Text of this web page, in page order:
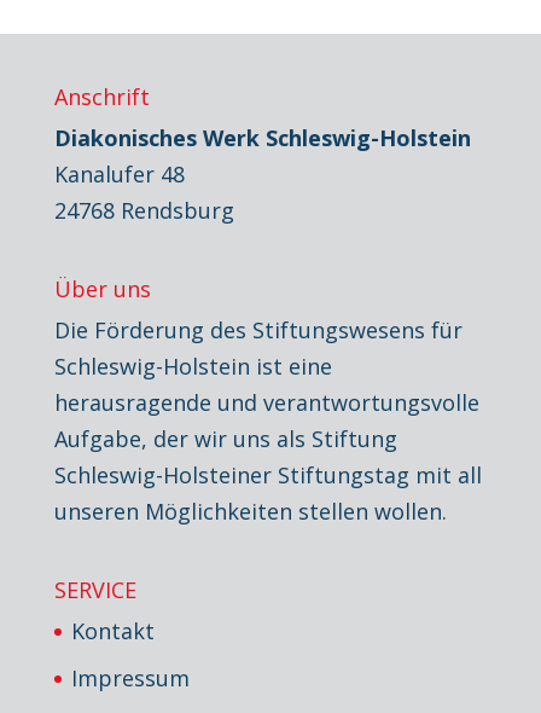
Anschrift
Diakonisches Werk Schleswig-Holstein
Kanalufer 48
24768 Rendsburg
Über uns
Die Förderung des Stiftungswesens für
Schleswig-Holstein ist eine
herausragende und verantwortungsvolle
Aufgabe, der wir uns als Stiftung
Schleswig-Holsteiner Stiftungstag mit all
unseren Möglichkeiten stellen wollen.
SERVICE
Kontakt
Impressum